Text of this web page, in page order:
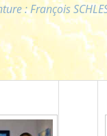
: François